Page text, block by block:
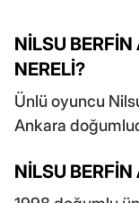
NİLSU
NERELİ?
Ünlü oyuncu
Ankara
NİLSU